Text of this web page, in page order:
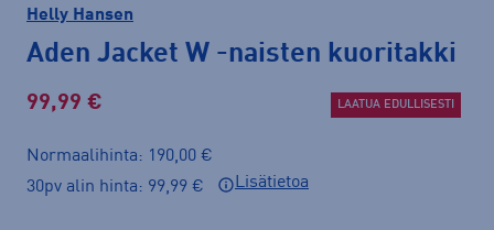
Helly Hansen
Aden Jacket W -naisten kuoritakki
99,99 €
Normaalihinta: 190,00 €
30pv alin hinta: 99,99 €
Lisätietoa
LAATUA EDULLISESTI